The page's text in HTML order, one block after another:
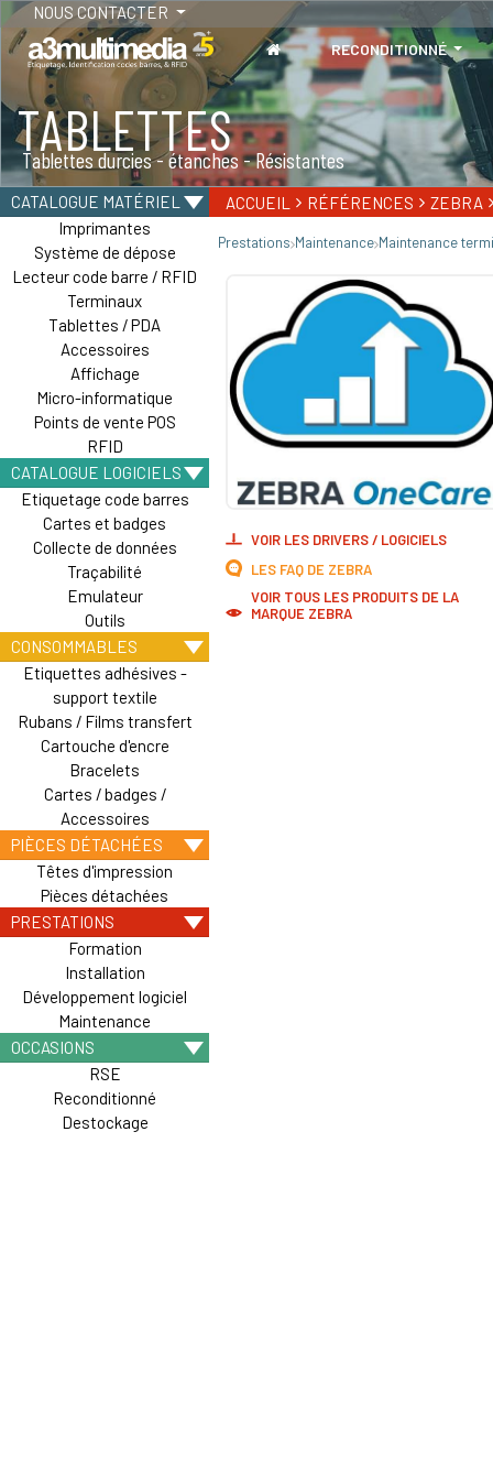
NOUS CONTACTER
RECONDITIONNÉ
TABLETTES
Tablettes durcies - étanches - Résistantes
CATALOGUE MATÉRIEL
Imprimantes
Système de dépose
Lecteur code barre / RFID
Terminaux
Tablettes / PDA
Accessoires
Affichage
Micro-informatique
Points de vente POS
RFID
CATALOGUE LOGICIELS
Etiquetage code barres
Cartes et badges
Collecte de données
Traçabilité
Emulateur
Outils
CONSOMMABLES
Etiquettes adhésives -
support textile
Rubans / Films transfert
Cartouche d'encre
Bracelets
Cartes / badges /
Accessoires
PIÈCES DÉTACHÉES
Têtes d'impression
Pièces détachées
PRESTATIONS
Formation
Installation
Développement logiciel
Maintenance
OCCASIONS
RSE
Reconditionné
Destockage
ACCUEIL RÉFÉRENCES ZEBRA
Prestations Maintenance Maintenance
VOIR LES DRIVERS / LOGICIELS
LES FAQ DE ZEBRA
VOIR TOUS LES PRODUITS DE LA
MARQUE ZEBRA